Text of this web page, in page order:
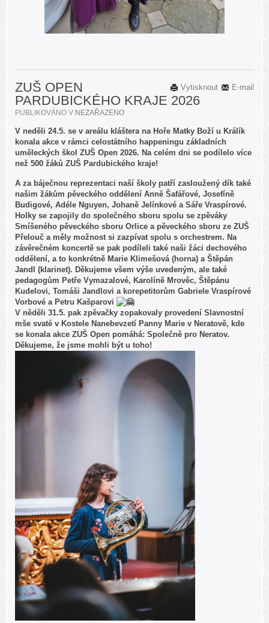
E-mail
Vytisknout
ZUŠ OPEN
PARDUBICKÉHO KRAJE 2026
PUBLIKOVÁNO V NEZAŘAZENO
V neděli 24.5. se v areálu kláštera na Hoře Matky Boží u Králík
konala akce v rámci celostátního happeningu základních
uměleckých škol ZUŠ Open 2026. Na celém dni se podílelo více
než 500 žáků ZUŠ Pardubického kraje!
A za báječnou reprezentaci naší školy patří zasloužený dík také
našim žákům pěveckého oddělení Anně Šafářové, Josefíně
Budigové, Adéle Nguyen, Johaně Jelínkové a Sáře Vraspírové.
Holky se zapojily do společného sboru spolu se zpěváky
Smíšeného pěveckého sboru Orlice a pěveckého sboru ze ZUŠ
Přelouč a měly možnost si zazpívat spolu s orchestrem. Na
závěrečném koncertě se pak podíleli také naši žáci dechového
oddělení, a to konkrétně Marie Klimešová (horna) a Štěpán
Jandl (klarinet). Děkujeme všem výše uvedeným, ale také
pedagogům Petře Vymazalové, Karolíně Mrověc, Štěpánu
Kudelovi, Tomáši Jandlovi a korepetitorům Gabriele Vraspírové
Vorbové a Petru Kašparovi
V něděli 31.5. pak zpěvačky zopakovaly provedení Slavnostní
mše svaté v Kostele Nanebevzetí Panny Marie v Neratově, kde
se konala akce ZUŠ Open pomáhá: Společně pro Neratov.
Děkujeme, že jsme mohli být u toho!